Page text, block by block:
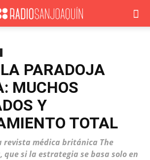
PARADOJA
MUCHOS
Y
TOTAL
revista médica británica The
que si la estrategia se basa solo en